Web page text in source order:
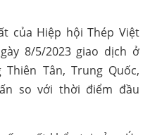
của Hiệp hội Thép Việt
8/5/2023 giao dịch ở
Thiên Tân, Trung Quốc,
so với thời điểm đầu